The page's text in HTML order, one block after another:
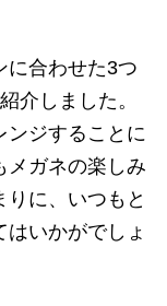
に合わせた3つ
介しました。
ンジすることに
メガネの楽しみ
に、いつもと
いかがでしょ